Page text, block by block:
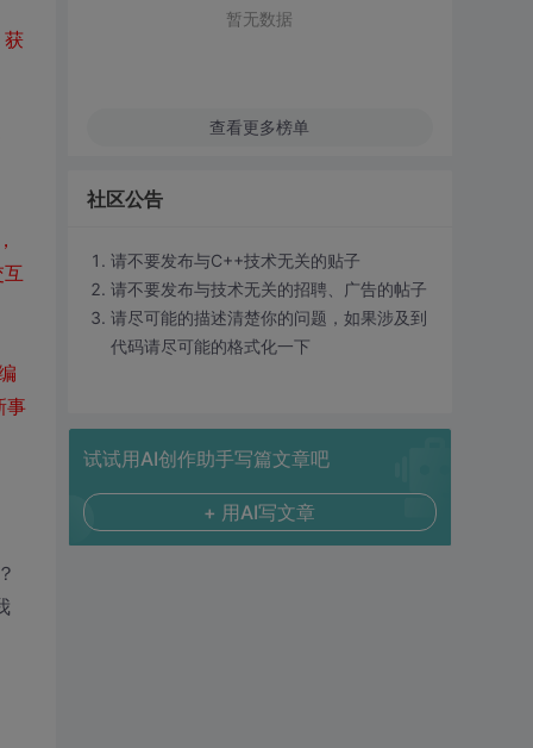
事
暂无数据
查看更多榜单
社区公告
请不要发布与C++技术无关的贴子
请不要发布与技术无关的招聘、广告的帖子
请尽可能的描述清楚你的问题，如果涉及到
代码请尽可能的格式化一下
试试用AI创作助手写篇文章吧
+ 用AI写文章